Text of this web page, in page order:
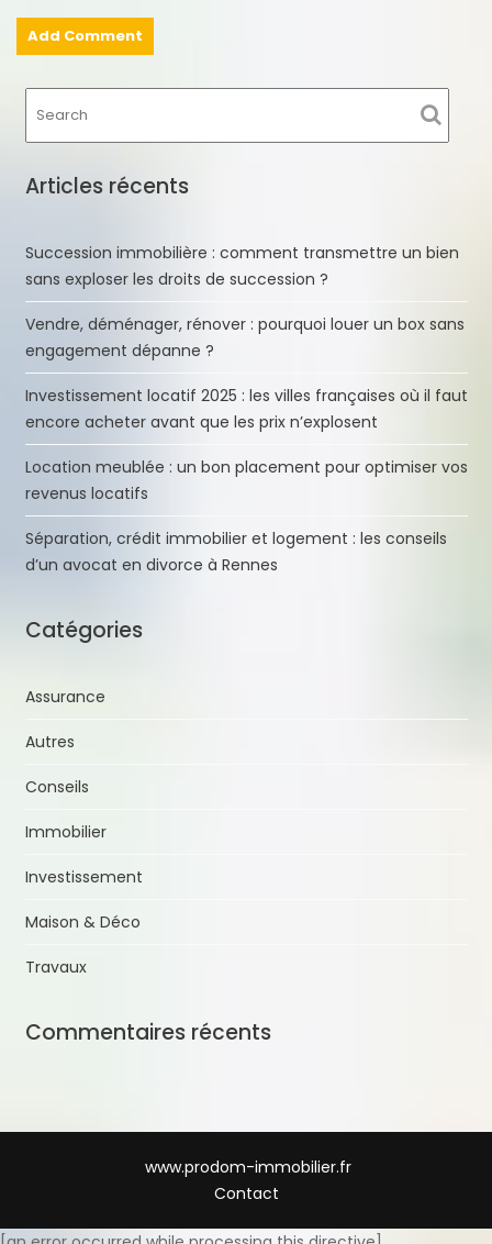
Articles récents
Succession immobilière : comment transmettre un bien
sans exploser les droits de succession ?
Vendre, déménager, rénover : pourquoi louer un box sans
engagement dépanne ?
Investissement locatif 2025 : les villes françaises où il faut
encore acheter avant que les prix n’explosent
Location meublée : un bon placement pour optimiser vos
revenus locatifs
Séparation, crédit immobilier et logement : les conseils
d’un avocat en divorce à Rennes
Catégories
Assurance
Autres
Conseils
Immobilier
Investissement
Maison & Déco
Travaux
Commentaires récents
www.prodom-immobilier.fr
Contact